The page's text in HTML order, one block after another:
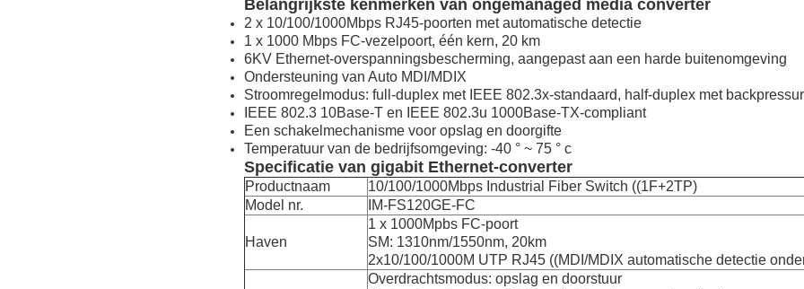
Belangrijkste kenmerken van ongemanaged media converter
2 x 10/100/1000Mbps RJ45-poorten met automatische detectie
1 x 1000 Mbps FC-vezelpoort, één kern, 20 km
6KV Ethernet-overspanningsbescherming, aangepast aan een harde buitenomgeving
Ondersteuning van Auto MDI/MDIX
Stroomregelmodus: full-duplex met IEEE 802.3x-standaard, half-duplex met
IEEE 802.3 10Base-T en IEEE 802.3u 1000Base-TX-compliant
Een schakelmechanisme voor opslag en doorgifte
Temperatuur van de bedrijfsomgeving: -40 ° ~ 75 ° c
Specificatie van gigabit Ethernet-converter
Productnaam
10/100/1000Mbps Industrial Fiber Switch ((1F+2TP)
Model nr.
IM-FS120GE-FC
Haven
1 x 1000Mpbs FC-poort
SM: 1310nm/1550nm, 20km
2x10/100/1000M UTP RJ45 ((MDI/MDIX automatische detectie
Overdrachtsmodus: opslag en doorstuur